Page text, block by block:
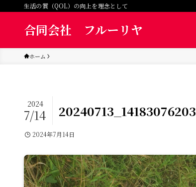
生活の質（QOL）の向上を理念として
合同会社 フルーリヤ
ホーム
2024
7/14
2024年7月14日